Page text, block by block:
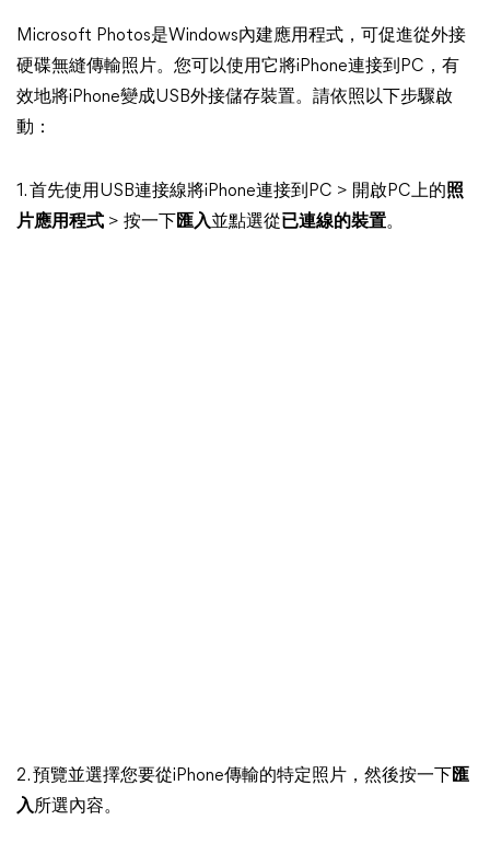
Microsoft Photos是Windows內建應用程式，可促進從外接
硬碟無縫傳輸照片。您可以使用它將iPhone連接到PC，有
效地將iPhone變成USB外接儲存裝置。請依照以下步驟啟
動：
1. 首先使用USB連接線將iPhone連接到PC > 開啟PC上的照
片應用程式 > 按一下 匯入並點選從已連線的裝置。
2. 預覽並選擇您要從iPhone傳輸的特定照片，然後按一下 匯
入所選內容。